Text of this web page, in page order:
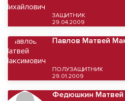
ЗАЩИТНИК
29.04.2009
Павлов Матвей
ПОЛУЗАЩИТНИК
29.01.2009
Федюшкин Матвей